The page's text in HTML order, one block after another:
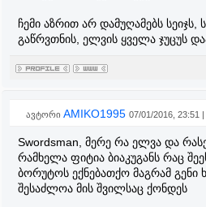
ჩემი აზრით არ დამუღამებს სეიჯს,
გაწრვთნის, ელვის ყველა ჯუცუს
ავტორი AMIKO1995 07/01/2016, 23:51
Swordsman, მერე რა ელვა და
რამხელა ფიტია ბიაკუგანს რაც
ბორუტოს ექნებათქო მაგრამ გენი
შესაძლოა მის შვილსაც ქონდეს